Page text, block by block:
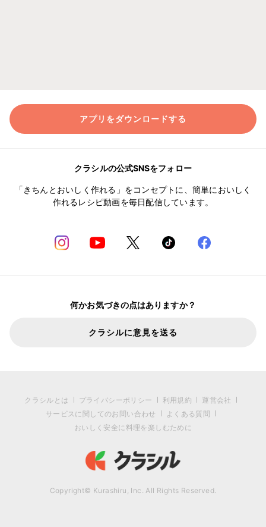
アプリをダウンロードする
クラシルの公式SNSをフォロー
「きちんとおいしく作れる」をコンセプトに、簡単においしく
作れるレシピ動画を毎日配信しています。
何かお気づきの点はありますか？
クラシルに意見を送る
クラシルとは プライバシーポリシー 利用規約
運営会社
サービスに関してのお問い合わせ
よくある質問
おいしく安全に料理を楽しむために
Copyright© Kurashiru, Inc. All Rights Reserved.